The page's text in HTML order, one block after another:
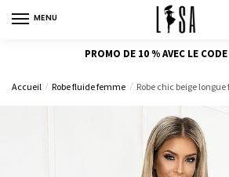
MENU
PROMO DE 10 % AVEC LE
Accueil / Robe fluide femme / Robe chic beige